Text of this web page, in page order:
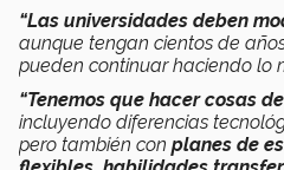
“Las universidades deben
aunque tengan cientos de
pueden continuar haciendo lo
“Tenemos que hacer cosas
incluyendo diferencias
pero también con planes de